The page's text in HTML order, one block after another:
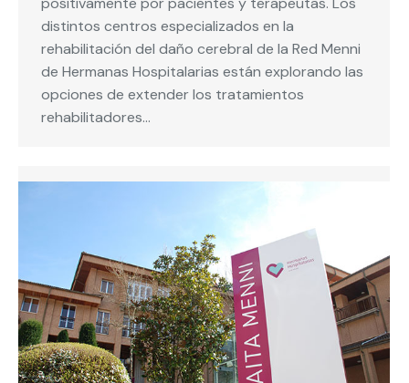
distintos centros especializados en la
rehabilitación del daño cerebral de la Red Menni
de Hermanas Hospitalarias están explorando las
opciones de extender los tratamientos
rehabilitadores…